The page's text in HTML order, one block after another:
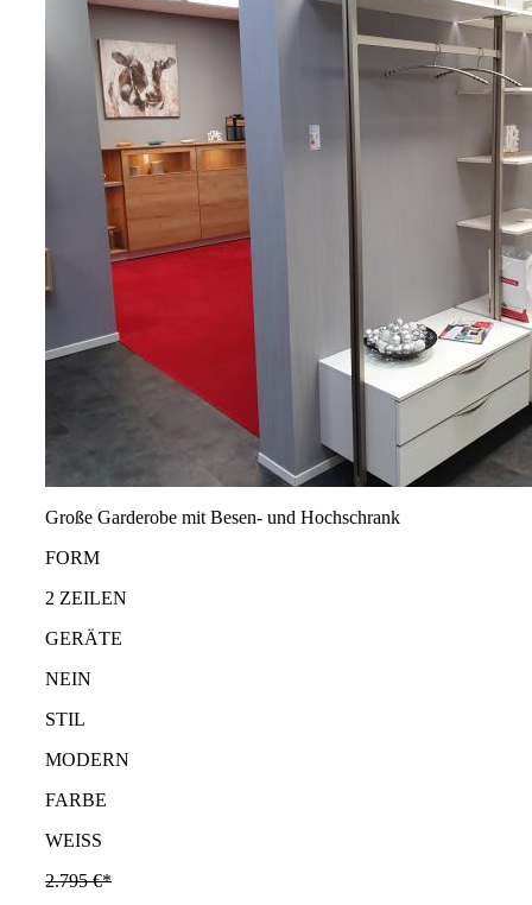
Große Garderobe mit Besen- und Hochschrank
FORM
2 ZEILEN
GERÄTE
NEIN
STIL
MODERN
FARBE
WEISS
2.795 €*